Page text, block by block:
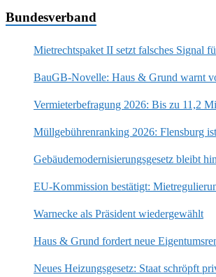
Bundesverband
Mietrechtspaket II setzt falsches Signal
BauGB-Novelle: Haus & Grund warnt
Vermieterbefragung 2026: Bis zu 11,2
Müllgebührenranking 2026: Flensburg
Gebäudemodernisierungsgesetz bleibt
EU-Kommission bestätigt:
Warnecke als Präsident wiedergewählt
Haus & Grund fordert neue
Neues Heizungsgesetz: Staat schröpft